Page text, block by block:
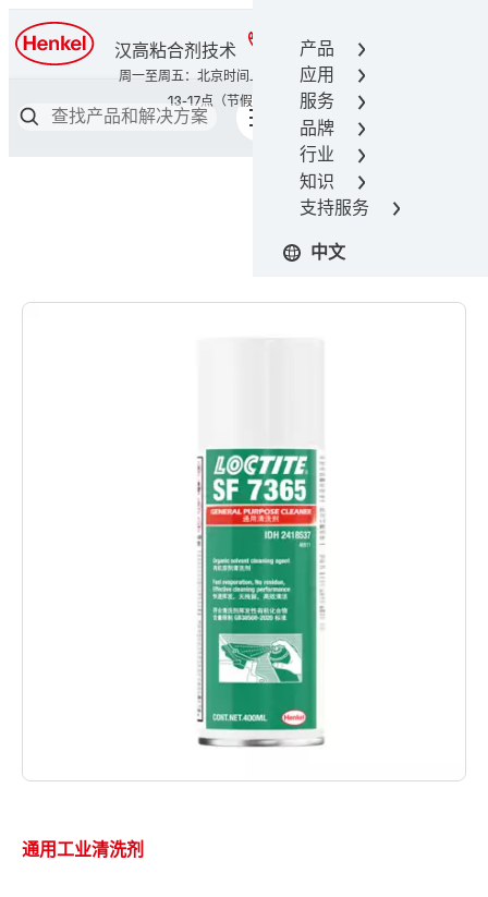
产品
应用
服务
品牌
行业
知识
支持服务
中文
汉高粘合剂技术 400-666-7306
通用工业清洗剂